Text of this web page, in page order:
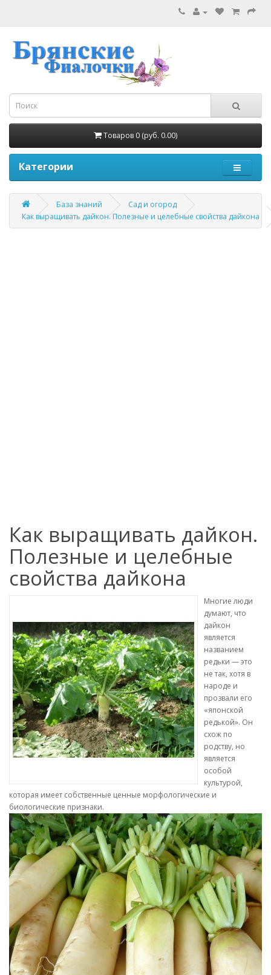
Товаров 0 (руб. 0.00)
Категории
База знаний
Сад и огород
Как выращивать дайкон. Полезные и целебные свойства дайкона
Как выращивать дайкон.
Полезные и целебные
свойства дайкона
Многие люди
думают, что
дайкон
является
названием
редьки — это
не так, хотя в
народе и
прозвали его
«японской
редькой». Он
схож по
родству, но
является
особой
культурой,
которая имеет собственные ценные морфологические и
биологические признаки.